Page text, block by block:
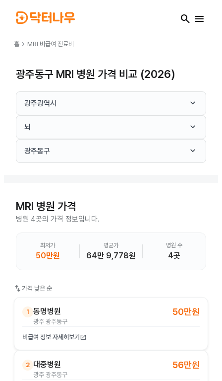
search menu
홈 chevron_right MRI 비급여 진료비
광주동구 MRI 병원 가격 비교 (2026)
광주광역시 keyboard_arrow_down
뇌 keyboard_arrow_down
광주동구 keyboard_arrow_down
MRI 병원 가격
병원 4곳의 가격 정보입니다.
최저가
50만원
평균가
64만 9,778원
병원 수
4곳
swap_vert 가격 낮은 순
1 동명병원
광주 광주동구
50만원
비급여 정보 자세히보기 open_in_new
2 대중병원
광주 광주동구
56만원